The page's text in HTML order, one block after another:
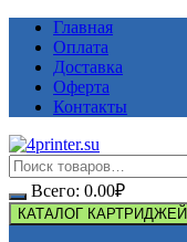
Перейти
содержимому
Главная
Оплата
Доставка
Оферта
Контакты
Всего: 0.00₽
КАТАЛОГ КАРТРИДЖЕЙ